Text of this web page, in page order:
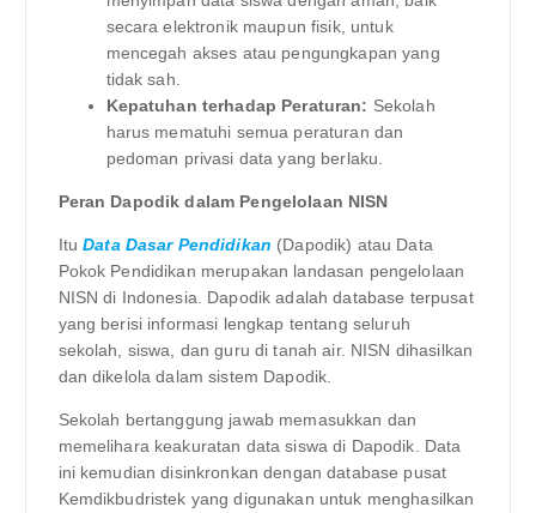
secara elektronik maupun fisik, untuk
mencegah akses atau pengungkapan yang
tidak sah.
Kepatuhan terhadap Peraturan: Sekolah
harus mematuhi semua peraturan dan
pedoman privasi data yang berlaku.
Peran Dapodik dalam Pengelolaan NISN
ItuData Dasar Pendidikan (Dapodik) atau Data
Pokok Pendidikan merupakan landasan pengelolaan
NISN di Indonesia. Dapodik adalah database terpusat
yang berisi informasi lengkap tentang seluruh
sekolah, siswa, dan guru di tanah air. NISN dihasilkan
dan dikelola dalam sistem Dapodik.
Sekolah bertanggung jawab memasukkan dan
memelihara keakuratan data siswa di Dapodik. Data
ini kemudian disinkronkan dengan database pusat
Kemdikbudristek yang digunakan untuk menghasilkan